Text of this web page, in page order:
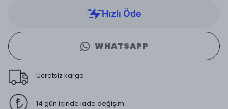
WHATSAPP
Ücretsiz kargo
14 gün içinde iade değişim